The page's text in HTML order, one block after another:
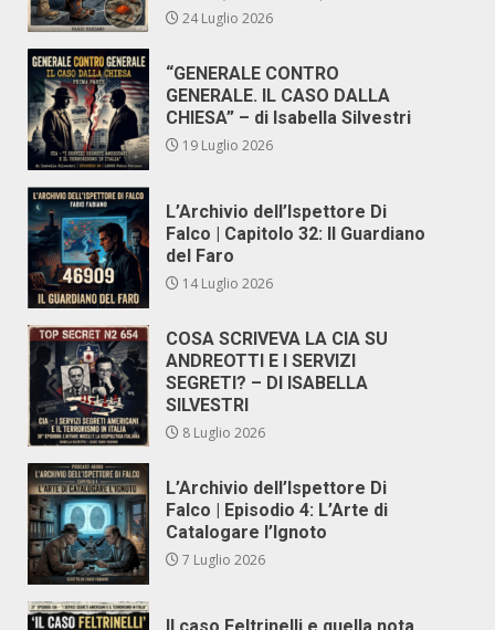
24 Luglio 2026
“GENERALE CONTRO
GENERALE. IL CASO DALLA
CHIESA” – di Isabella Silvestri
19 Luglio 2026
L’Archivio dell’Ispettore Di
Falco | Capitolo 32: Il Guardiano
del Faro
14 Luglio 2026
COSA SCRIVEVA LA CIA SU
ANDREOTTI E I SERVIZI
SEGRETI? – DI ISABELLA
SILVESTRI
8 Luglio 2026
L’Archivio dell’Ispettore Di
Falco | Episodio 4: L’Arte di
Catalogare l’Ignoto
7 Luglio 2026